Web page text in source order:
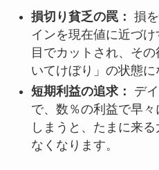
損切り貧乏の罠： 損
インを現在値に近づ
目でカットされ、そ
いてけぼり」の状態に
短期利益の追求：
デ
で、数％の利益で早
しまうと、たまに来
なくなります。